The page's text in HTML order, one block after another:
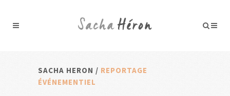
SACHA HERON / REPORTAGE
ÉVÉNEMENTIEL